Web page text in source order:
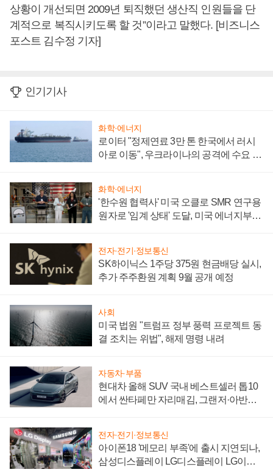
상황이 개선되면 2009년 퇴직했던 생산직 인원들을 단
계적으로 복직시키도록 할 것”이라고 말했다. [비즈니스
포스트 김수정 기자]
인기기사
화학·에너지
로이터 "정제연료 3만 톤 한국에서 러시
아로 이동", 우크라이나의 공격에 수요 늘
화학·에너지
'한수원 협력사' 미국 오클로 SMR 연구용
원자로 '임계 상태' 도달, 미국 에너지부
전자·전기·정보통신
SK하이닉스 1주당 375원 현금배당 실시,
추가 주주환원 계획 9월 공개 예정
사회
미국 법원 "트럼프 정부 풍력 프로젝트 동
결 조치는 위법", 해제 명령 내려
자동차·부품
현대차 올해 SUV 국내 베스트셀러 톱10
에서 싼타페만 자리매김, 그랜저·아반떼
전자·전기·정보통신
아이폰18 '메모리 부족'에 출시 지연되나,
삼성디스플레이 LG디스플레이 LG이노